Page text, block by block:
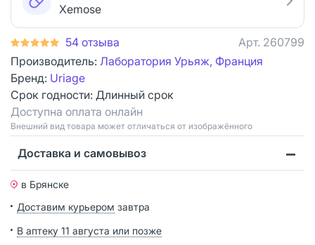
Xemose
54 отзыва Арт. 260799
Производитель: Лаборатория Урьяж, Франция
Бренд: Uriage
Срок годности: Длинный срок
Доступна оплата онлайн
Bнешний вид товара может отличаться от изображённого
Доставка и самовывоз
в Брянске
Доставим курьером завтра
В аптеку 11 августа или позже